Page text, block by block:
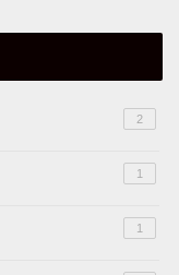
2
1
1